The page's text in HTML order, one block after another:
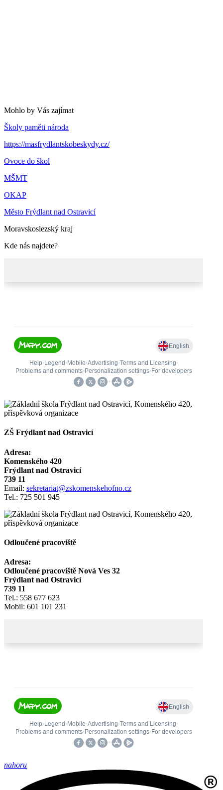
Mohlo by Vás zajímat
Školy paměti národa
https://masfrydlantskobeskydy.cz/
Ovoce do škol
MŠMT
OKAP
Město Frýdlant nad Ostravicí
Moravskoslezský kraj
Kde nás najdete?
ZŠ Frýdlant nad Ostravicí
Adresa:
Komenského 420
Frýdlant nad Ostravicí
739 11
Email: sekretariat@zskomenskehofno.cz
Tel.: 725 501 945
Odloučené pracoviště
Adresa:
Odloučené pracoviště Nová Ves 32
Frýdlant nad Ostravicí
739 11
Tel.: 558 677 623
Mobil: 601 101 231
nahoru